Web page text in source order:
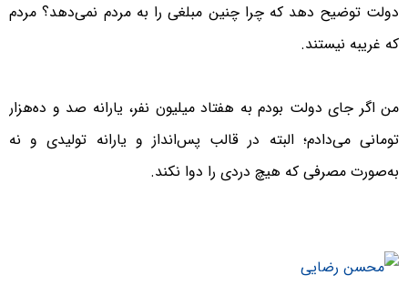
دولت توضیح دهد که چرا چنین مبلغی را به مردم نمی‌دهد؟ مردم
که غریبه نیستند.
من اگر جای دولت بودم به هفتاد میلیون نفر، یارانه صد و ده‌هزار
تومانی می‌دادم؛ البته در قالب پس‌انداز و یارانه تولیدی و نه
به‌صورت مصرفی که هیچ دردی را دوا نکند.